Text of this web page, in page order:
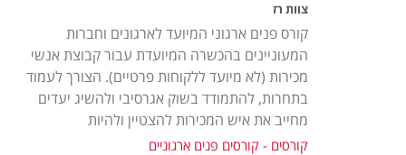
צוות רז
קורס פנים ארגוני המיועד לארגונים וחברות
המעוניינים בהכשרה המיועדת עבור קבוצת אנשי
מכירות (לא מיועד ללקוחות פרטיים). הצורך לעמוד
בתחרות, להתמודד בשוק אגרסיבי ולהשיג יעדים
מחייב את איש המכירות להצטיין ולהיות
קורסים - קורסים פנים ארגוניים